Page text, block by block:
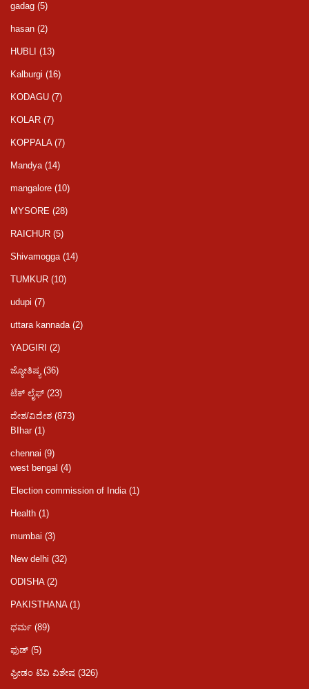
gadag (5)
hasan (2)
HUBLI (13)
Kalburgi (16)
KODAGU (7)
KOLAR (7)
KOPPALA(7)
Mandya(14)
mangalore (10)
MYSORE (28)
RAICHUR (5)
Shivamogga(14)
TUMKUR (10)
udupi (7)
uttara kannada(2)
YADGIRI (2)
ಜ್ಯೋತಿಷ್ಯ (36)
ಟೆಕ್ ಲೈಫ್ (23)
ದೇಶ/ವಿದೇಶ (873)
BIhar (1)
chennai (9)
west bengal (4)
Election commission of India(1)
Health (1)
mumbai (3)
New delhi (32)
ODISHA(2)
PAKISTHANA(1)
ಧರ್ಮ (89)
ಫುಡ್​​ (5)
ಫ್ರೀಡಂ ಟಿವಿ ವಿಶೇಷ (326)